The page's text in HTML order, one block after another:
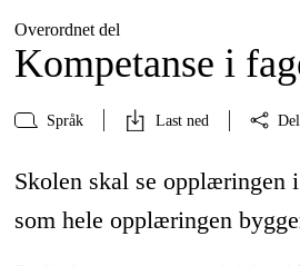
Overordnet del
Kompetanse i
Språk Last ned Del
Skolen skal se opplæringen
som hele opplæringen